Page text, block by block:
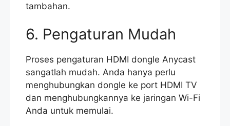
tambahan.
6. Pengaturan Mudah
Proses pengaturan HDMI dongle Anycast
sangatlah mudah. Anda hanya perlu
menghubungkan dongle ke port HDMI TV
dan menghubungkannya ke jaringan Wi-Fi
Anda untuk memulai.